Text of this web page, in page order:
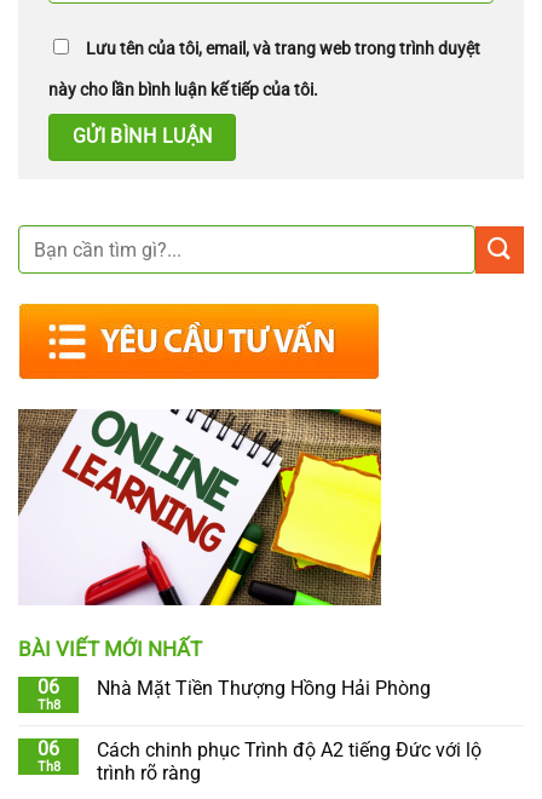
BÀI VIẾT MỚI NHẤT
06
Th8
Nhà Mặt Tiền Thượng Hồng Hải Phòng
06
Th8
Cách chinh phục Trình độ A2 tiếng Đức với lộ
trình rõ ràng
Lưu tên của tôi, email, và trang web trong trình duyệt
này cho lần bình luận kế tiếp của tôi.